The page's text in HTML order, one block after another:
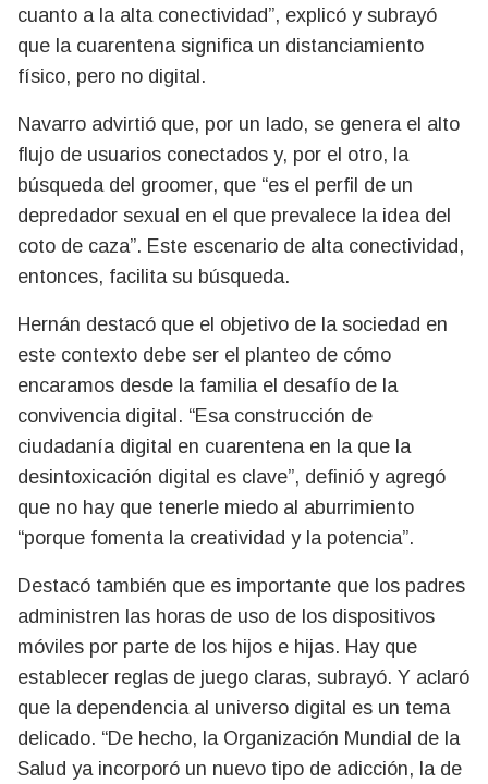
cuanto a la alta conectividad”, explicó y subrayó
que la cuarentena significa un distanciamiento
físico, pero no digital.
Navarro advirtió que, por un lado, se genera el alto
flujo de usuarios conectados y, por el otro, la
búsqueda del groomer, que “es el perfil de un
depredador sexual en el que prevalece la idea del
coto de caza”. Este escenario de alta conectividad,
entonces, facilita su búsqueda.
Hernán destacó que el objetivo de la sociedad en
este contexto debe ser el planteo de cómo
encaramos desde la familia el desafío de la
convivencia digital. “Esa construcción de
ciudadanía digital en cuarentena en la que la
desintoxicación digital es clave”, definió y agregó
que no hay que tenerle miedo al aburrimiento
“porque fomenta la creatividad y la potencia”.
Destacó también que es importante que los padres
administren las horas de uso de los dispositivos
móviles por parte de los hijos e hijas. Hay que
establecer reglas de juego claras, subrayó. Y aclaró
que la dependencia al universo digital es un tema
delicado. “De hecho, la Organización Mundial de la
Salud ya incorporó un nuevo tipo de adicción, la de